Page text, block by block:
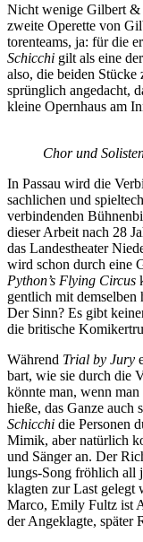
Nicht we­ni­ge Gil­bert &
zwei­te Ope­ret­te von
toren­teams, ja: für die
Schic­chi gilt als eine
also, die bei­den
sprüng­lich an­ge­dacht,
klei­ne Opern­haus am
Chor und
In Pas­sau wird die
sach­li­chen und
ver­bin­den­den
die­ser Ar­beit nach 28
das Lan­des­thea­ter
wird schon durch eine
Python’s Fly­ing Cir­cus
gent­lich mit dem­sel­ben
Der Sinn? Es gibt
die bri­ti­sche
Wäh­rend Tri­al by Jury
bart, wie sie durch die
könn­te man, wenn
hie­ße, das Gan­ze auch
Schic­chi die Per­so­nen
Mi­mik, aber na­tür­lich
und Sän­ger an. Der
lungs-Song fröh­lich all
klag­ten zur Last ge­legt
Mar­co, Emi­ly Fultz ist
der An­ge­klag­te, spä­ter